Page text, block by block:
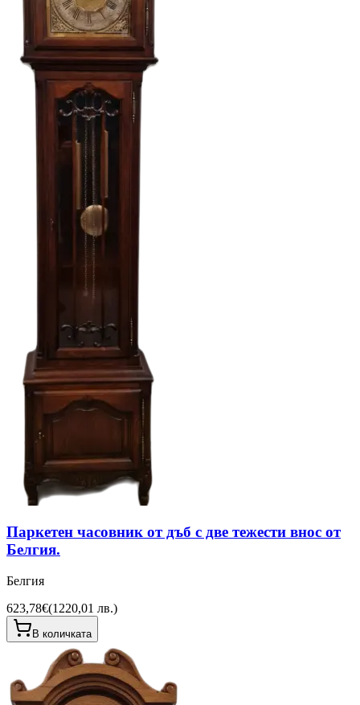
Паркетен часовник от дъб с две тежести внос от
Белгия.
Белгия
623,78€(1220,01 лв.)
В количката